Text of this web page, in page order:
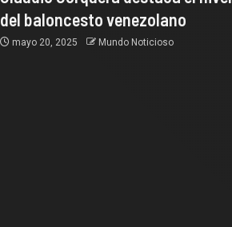
del baloncesto venezolano
mayo 20, 2025 Mundo Noticioso